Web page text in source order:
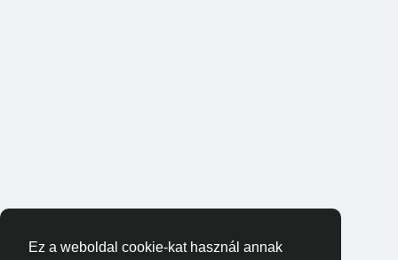
Ez a weboldal cookie-kat használ annak